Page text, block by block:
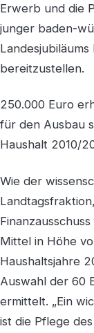
Erwerb und die
junger baden-
bereitzustellen.
250.000 Euro
für den Ausbau
Haushalt 2010/
Wie der
Mittel in Höhe
Haushaltsjahre
Auswahl der 60
ermittelt. „Ein
ist die Pflege